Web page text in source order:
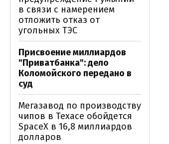
в связи с намерением
отложить отказ от
угольных ТЭС
Присвоение миллиардов
"Приватбанка": дело
Коломойского передано в
суд
Мегазавод по производству
чипов в Техасе обойдется
SpaceX в 16,8 миллиардов
долларов